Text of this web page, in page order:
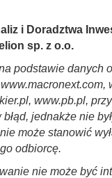
i Doradztwa
sp. z o.o.
podstawie danych
www.pb.pl,
jednakże nie
może stanowić
odbiorcę.
nie może być